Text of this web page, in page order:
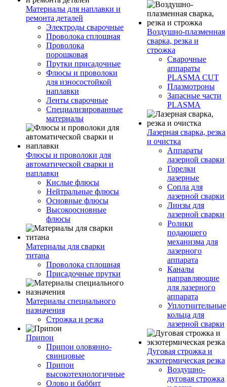
Материалы для наплавки и
ремонта деталей
Электроды сварочные
Проволока сплошная
Проволока
порошковая
Прутки присадочные
Флюсы и проволоки
для износостойкой
наплавки
Ленты сварочные
Специализированные
материалы
Флюсы и проволоки для
автоматической сварки и
наплавки
Кислые флюсы
Нейтральные флюсы
Основные флюсы
Высокоосновные
флюсы
Материалы для сварки
титана
Проволока сплошная
Присадочные прутки
Материалы специального
назначения
Строжка и резка
Припои
Припои оловянно-
свинцовые
Припои
высокотехнологичные
Олово и баббит
Воздушно-плазменная
сварка, резка и
строжка
Сварочные
аппараты
PLASMA CUT
Плазмотроны
Запасные части
PLASMA
Лазерная сварка, резка
и очистка
Аппараты
лазерной сварки
Горелки
лазерные
Сопла для
лазерной сварки
Линзы для
лазерной сварки
Ролики
подающего
механизма для
лазерного
аппарата
Каналы
направляющие
для лазерного
аппарата
Уплотнительные
кольца для
лазерной сварки
Дуговая строжка и
экзотермическая резка
Воздушно-
дуговая строжка